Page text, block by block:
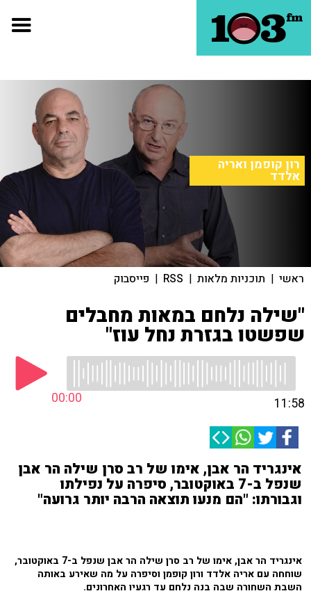
רון קופמן ואריה
אלדד
ראשי | תוכניות מלאות |
RSS
| פייסבוק
"שילה נלחם במאות מחבלים
שפשטו בגזרת נחל עוז"
00:00 11:58
אינגריד הר אבן, אימו של רב סרן שילה הר אבן
שנפל ב-7 באוקטובר, סיפרה על נפילתו
וגבורתו: "הם מנעו תוצאה הרבה יותר גרועה"
אינגריד הר אבן, אימו של רב סרן שילה הר אבן שנפל ב-7 באוקטובר,
שוחחה עם אריה אלדד ורון קופמן וסיפרה על מה שאירע באותה
השבת השחורה שבה בנה נלחם עד רגעיו האחרונים.